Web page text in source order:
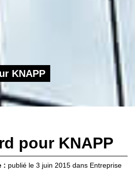
KNAPP
pour KNAPP
: publié le 3 juin 2015 dans Entreprise